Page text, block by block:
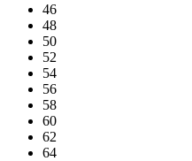
46
48
50
52
54
56
58
60
62
64